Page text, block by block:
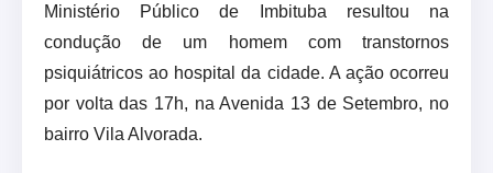
Ministério Público de Imbituba resultou na
condução de um homem com transtornos
psiquiátricos ao hospital da cidade. A ação ocorreu
por volta das 17h, na Avenida 13 de Setembro, no
bairro Vila Alvorada.